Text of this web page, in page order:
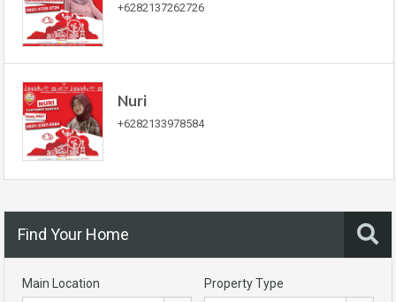
+6282137262726
Nuri
+6282133978584
Find Your Home
Main Location Property Type